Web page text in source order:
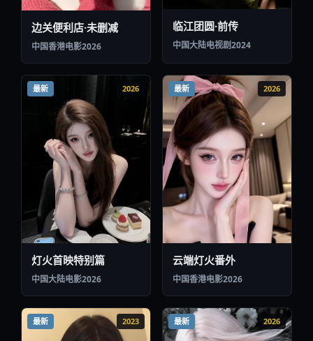
边关便利店·未删减
中国香港电影2026
临江团圆·前传
中国大陆电视剧2024
最新 2026
灯火首映特别篇
中国大陆电影2026
最新 2026
云端灯火番外
中国香港电影2026
最新 2023 最新 2026